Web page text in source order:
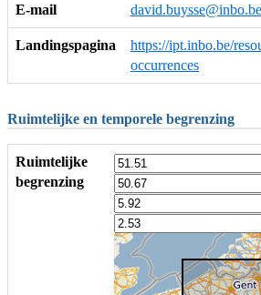
E-mail david.buysse@inbo.be
Landingspagina
https://ipt.inbo.be/
occurrences
Ruimtelijke en temporele begrenzing
Ruimtelijke
begrenzing